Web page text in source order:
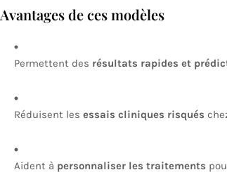
Avantages de ces modèles
Permettent des résultats rapides et
Réduisent les essais cliniques risqués
Aident à personnaliser les traitements